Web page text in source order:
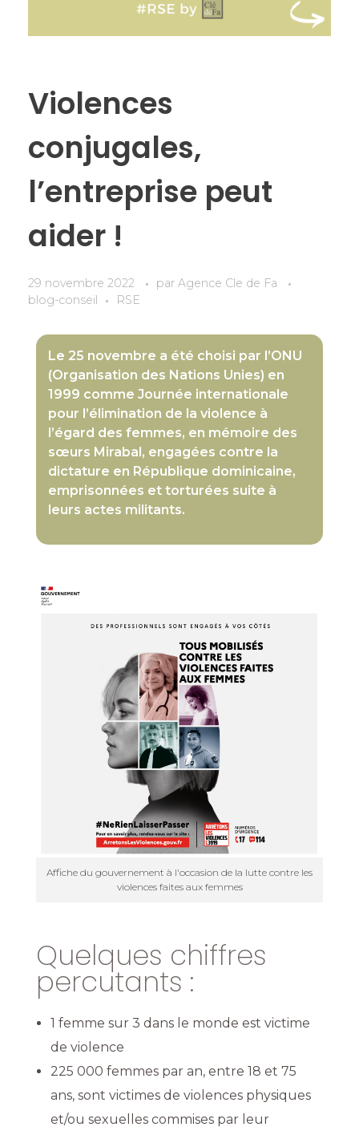
Violences
conjugales,
l’entreprise peut
aider !
29 novembre 2022 par Agence Cle de Fa
blog-conseil
RSE
Le 25 novembre a été choisi par l’ONU
(Organisation des Nations Unies) en
1999 comme Journée internationale
pour l’élimination de la violence à
l’égard des femmes, en mémoire des
sœurs Mirabal, engagées contre la
dictature en République dominicaine,
emprisonnées et torturées suite à
leurs actes militants.
Affiche du gouvernement à l'occasion de la lutte contre les
violences faites aux femmes
Quelques chiffres
percutants :
1 femme sur 3 dans le monde est victime
de violence
225 000 femmes par an, entre 18 et 75
ans, sont victimes de violences physiques
et/ou sexuelles commises par leur